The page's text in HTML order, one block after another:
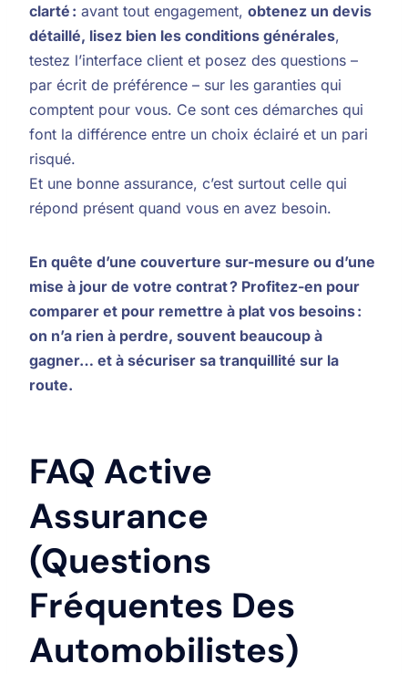
clarté : avant tout engagement, obtenez un devis
détaillé, lisez bien les conditions générales,
testez l’interface client et posez des questions –
par écrit de préférence – sur les garanties qui
comptent pour vous. Ce sont ces démarches qui
font la différence entre un choix éclairé et un pari
risqué.
Et une bonne assurance, c’est surtout celle qui
répond présent quand vous en avez besoin.
En quête d’une couverture sur-mesure ou d’une
mise à jour de votre contrat ? Profitez-en pour
comparer et pour remettre à plat vos besoins :
on n’a rien à perdre, souvent beaucoup à
gagner… et à sécuriser sa tranquillité sur la
route.
FAQ Active
Assurance
(Questions
Fréquentes Des
Automobilistes)